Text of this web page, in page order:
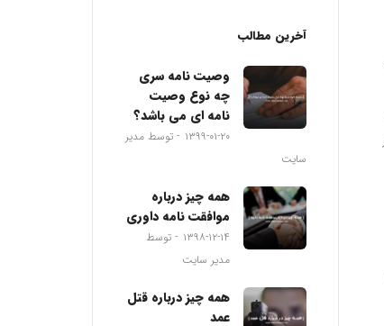
آخرین مطالب
وصیت نامه سری
چه نوع وصیت
نامه ای می باشد؟
۱۳۹۹-۰۱-۲۰
توسط مدیر
سایت
همه چیز درباره
موافقت نامه داوری
۱۳۹۸-۱۲-۱۴
توسط
مدیر سایت
همه چیز درباره قتل
عمد